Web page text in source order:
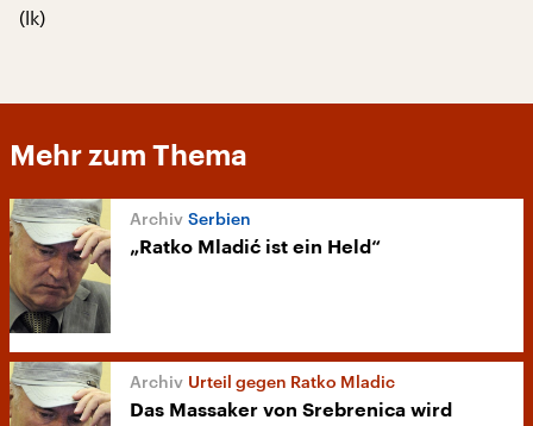
(lk)
Mehr zum Thema
Serbien
„Ratko Mladić ist ein Held“
Urteil gegen Ratko Mladic
Das Massaker von Srebrenica wird